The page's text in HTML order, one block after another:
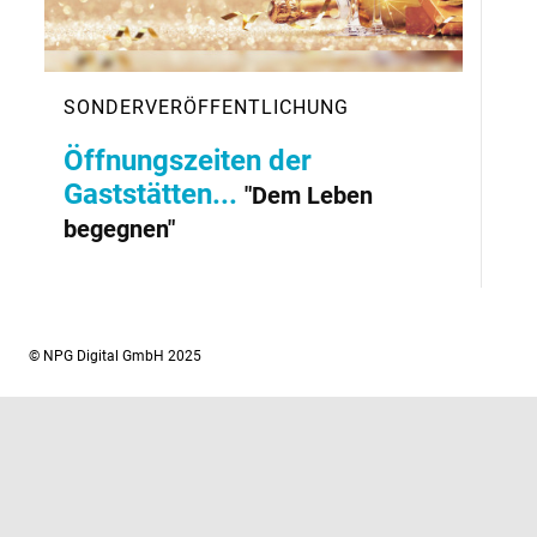
Öffnungszeiten der
Gaststätten... "Dem Leben
begegnen"
© NPG Digital GmbH 2025